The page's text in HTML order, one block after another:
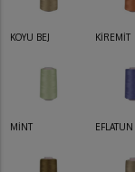
KOYU BEJ KİREMİT
MİNT EFLATUN